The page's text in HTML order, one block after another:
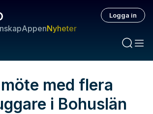
AppenNyheter
Logga in
med flera
i Bohuslän